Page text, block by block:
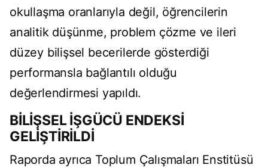
okullaşma oranlarıyla değil, öğrencilerin
analitik düşünme, problem çözme ve ileri
düzey bilişsel becerilerde gösterdiği
performansla bağlantılı olduğu
değerlendirmesi yapıldı.
BİLİŞSEL İŞGÜCÜ ENDEKSİ
GELİŞTİRİLDİ
Raporda ayrıca Toplum Çalışmaları Enstitüsü